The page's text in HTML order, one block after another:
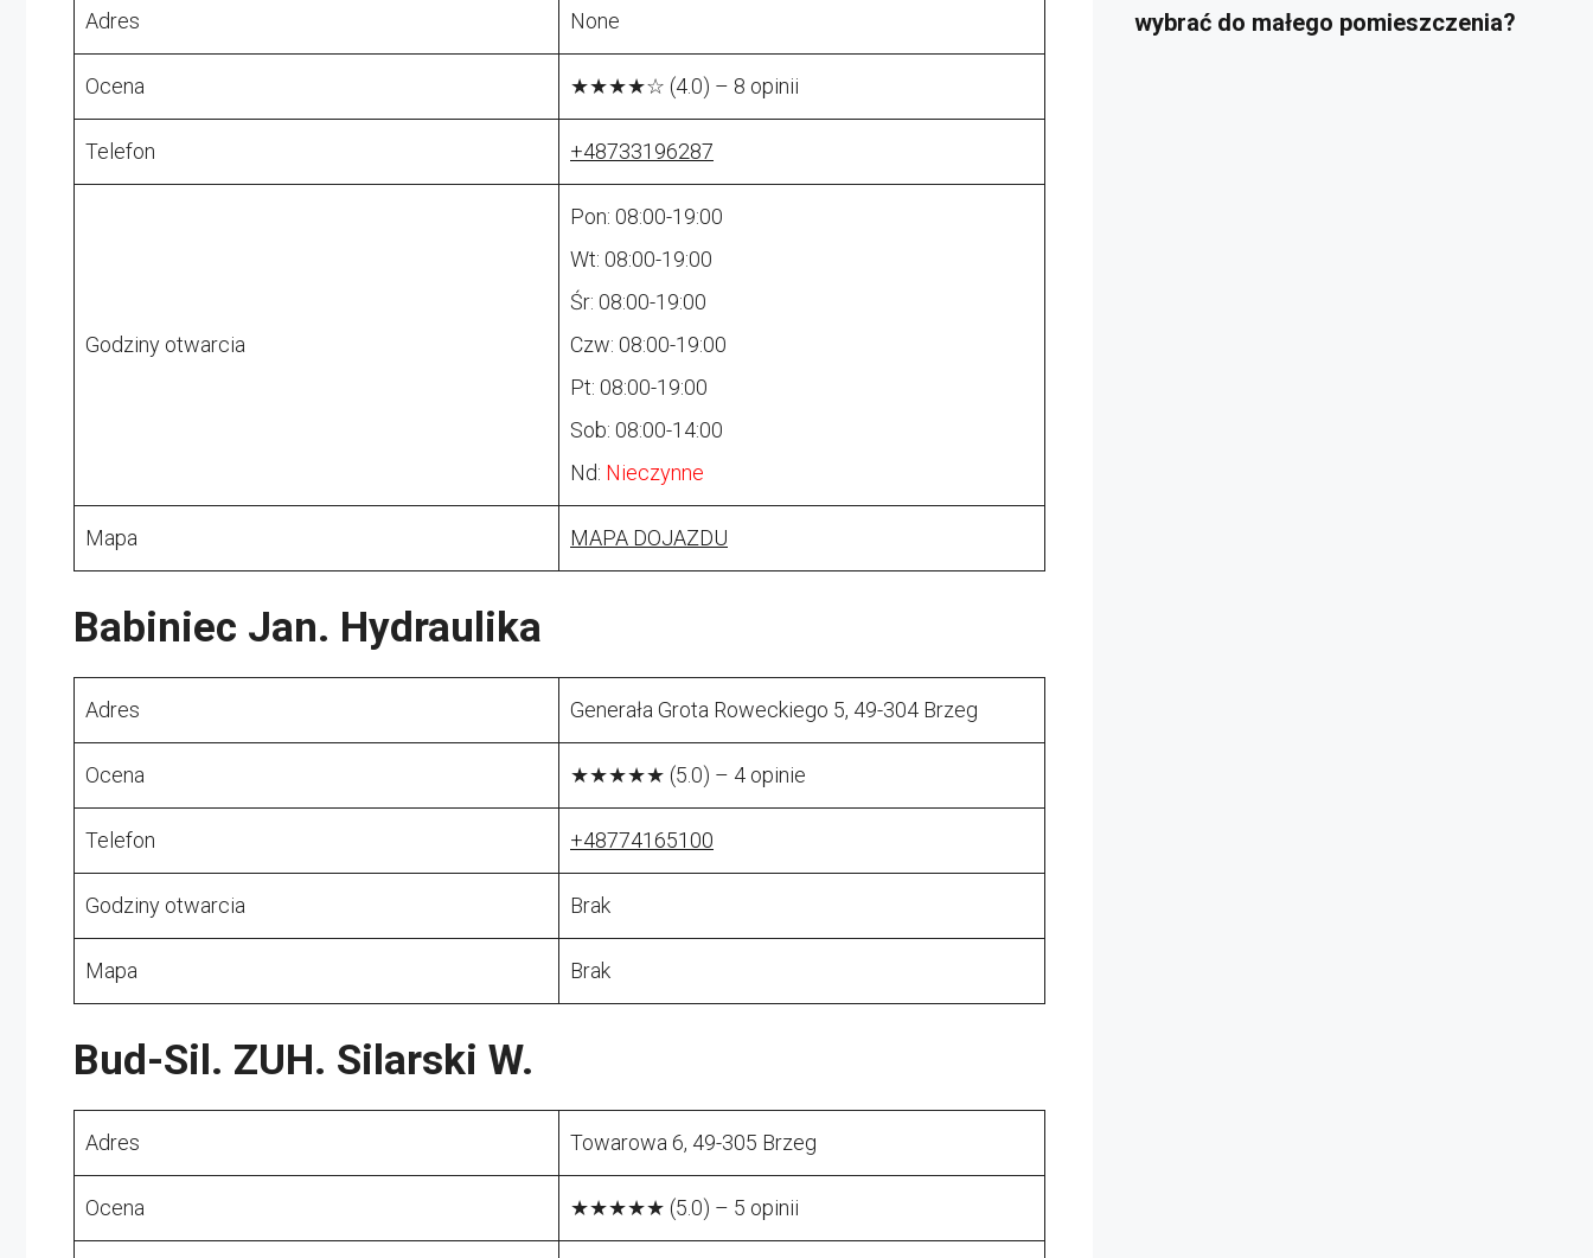
Adres None
Ocena ★★★★☆ (4.0) – 8 opinii
Telefon +48733196287
Godziny otwarcia
Pon: 08:00-19:00
Wt: 08:00-19:00
Śr: 08:00-19:00
Czw: 08:00-19:00
Pt: 08:00-19:00
Sob: 08:00-14:00
Nd: Nieczynne
Mapa MAPA DOJAZDU
Babiniec Jan. Hydraulika
Adres Generała Grota Roweckiego 5, 49-304 Brzeg
Ocena ★★★★★ (5.0) – 4 opinie
Telefon +48774165100
Godziny otwarcia Brak
Mapa Brak
Bud-Sil. ZUH. Silarski W.
Adres Towarowa 6, 49-305 Brzeg
Ocena ★★★★★ (5.0) – 5 opinii
wybrać do małego pomieszczenia?